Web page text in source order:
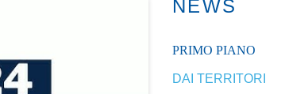
NEWS
PRIMO PIANO
DAI TERRITORI